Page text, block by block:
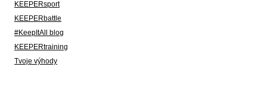
KEEPERsport
KEEPERbattle
#KeepItAll blog
KEEPERtraining
Tvoje výhody